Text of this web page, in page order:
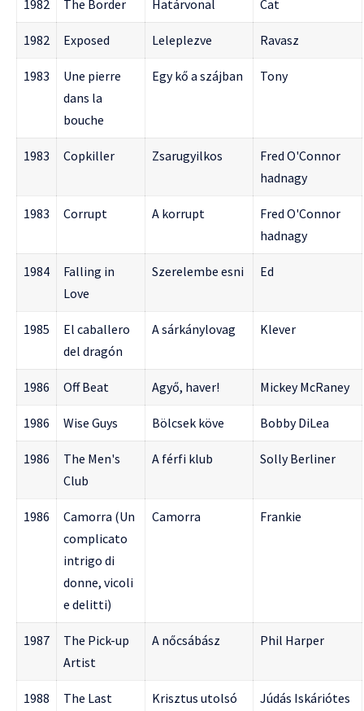
1982 The Border Határvonal Cat
1982 Exposed Leleplezve Ravasz
1983
Une pierre
dans la
bouche
Egy kő a szájban Tony
1983 Copkiller Zsarugyilkos
Fred O'Connor
hadnagy
1983 Corrupt A korrupt
Fred O'Connor
hadnagy
1984
Falling in
Love
Szerelembe esni Ed
1985
El caballero
del dragón
A sárkánylovag Klever
1986 Off Beat Agyő, haver! Mickey McRaney
1986 Wise Guys Bölcsek köve Bobby DiLea
1986
The Men's
Club
A férfi klub Solly Berliner
1986
Camorra (Un
complicato
intrigo di
donne, vicoli
e delitti)
Camorra Frankie
1987
The Pick-up
Artist
A nőcsábász Phil Harper
1988
The Last
Krisztus utolsó
Júdás Iskáriótes